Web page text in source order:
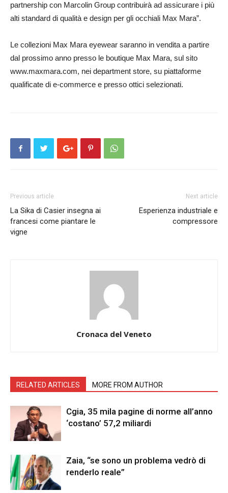
partnership con Marcolin Group contribuirà ad assicurare i più
alti standard di qualità e design per gli occhiali Max Mara”.
Le collezioni Max Mara eyewear saranno in vendita a partire
dal prossimo anno presso le boutique Max Mara, sul sito
www.maxmara.com, nei department store, su piattaforme
qualificate di e-commerce e presso ottici selezionati.
Previous article
La Sika di Casier insegna ai
francesi come piantare le
vigne
Next article
Esperienza industriale e
compressore
Cronaca del Veneto
RELATED ARTICLES MORE FROM AUTHOR
Cgia, 35 mila pagine di norme all’anno
‘costano’ 57,2 miliardi
Zaia, “se sono un problema vedrò di
renderlo reale”